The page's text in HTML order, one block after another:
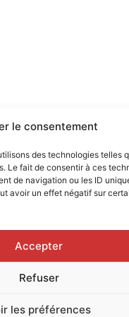
le consentement
des technologies telles
Le fait de consentir à ces
de navigation ou les ID
avoir un effet négatif sur
Accepter
Refuser
les préférences